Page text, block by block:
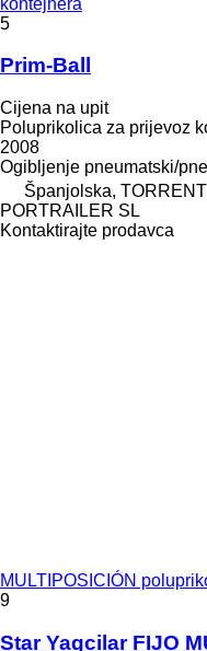
5
Prim-Ball
Cijena na upit
Poluprikolica za prijevoz
2008
Ogibljenje pneumatski/
Španjolska,
PORTRAILER SL
Kontaktirajte prodavca
MULTIPOSICIÓN
9
Star Yagcilar FIJO